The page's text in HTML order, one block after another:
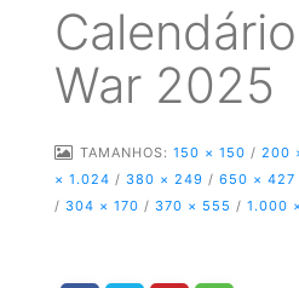
War 2025
TAMANHOS: 150 × 150 / 200
× 1.024 / 380 × 249 / 650 × 427
/ 304 × 170 / 370 × 555 / 1.000